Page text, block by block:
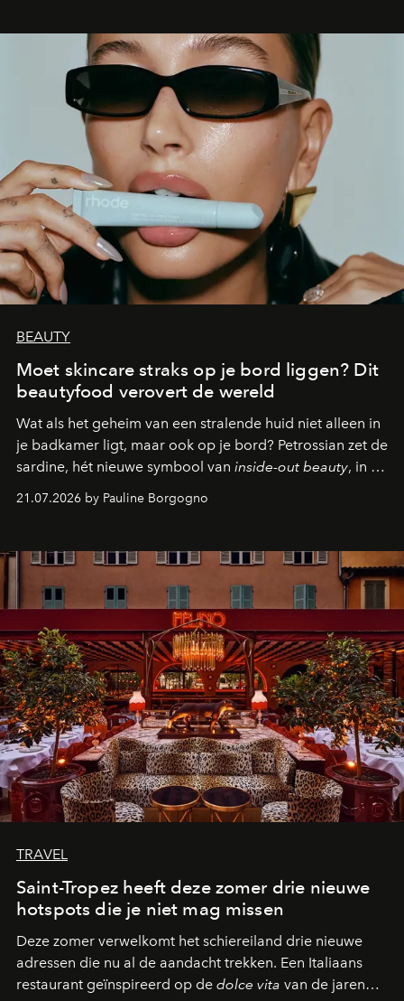
BEAUTY
Moet skincare straks op je bord liggen? Dit
beautyfood verovert de wereld
Wat als het geheim van een stralende huid niet alleen in
je badkamer ligt, maar ook op je bord? Petrossian zet de
sardine, hét nieuwe symbool van inside-out beauty, in de
kijker met twee gastronomische creaties.
21.07.2026 by Pauline Borgogno
TRAVEL
Saint-Tropez heeft deze zomer drie nieuwe
hotspots die je niet mag missen
Deze zomer verwelkomt het schiereiland drie nieuwe
adressen die nu al de aandacht trekken. Een Italiaans
restaurant geïnspireerd op de dolce vita van de jaren